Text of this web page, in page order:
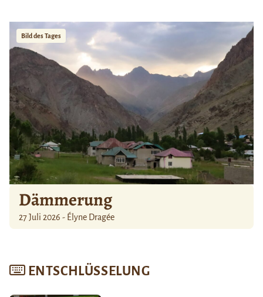
Bild des Tages
Dämmerung
27 Juli 2026 - Élyne Dragée
ENTSCHLÜSSELUNG